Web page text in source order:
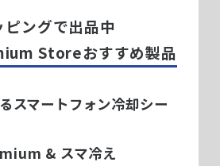
ングで出品中
Storeおすすめ製品
スマートフォン冷却シー
& スマ冷え